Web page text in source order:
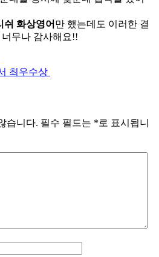
쉬 화상영어 만 했는데도 이러한 결
무나 감사해요!!
최우수상
습니다. 필수 필드는 *로 표시됩니